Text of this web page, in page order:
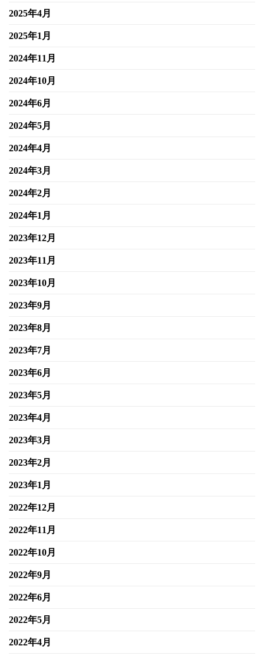
2025年4月
2025年1月
2024年11月
2024年10月
2024年6月
2024年5月
2024年4月
2024年3月
2024年2月
2024年1月
2023年12月
2023年11月
2023年10月
2023年9月
2023年8月
2023年7月
2023年6月
2023年5月
2023年4月
2023年3月
2023年2月
2023年1月
2022年12月
2022年11月
2022年10月
2022年9月
2022年6月
2022年5月
2022年4月